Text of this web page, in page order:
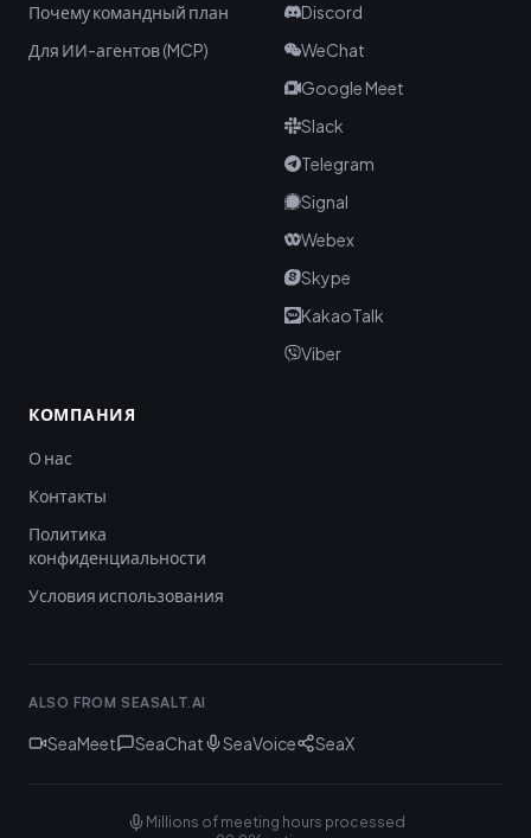
Почему командный план
Для ИИ-агентов (MCP)
Discord
WeChat
Google Meet
Slack
Telegram
Signal
Webex
Skype
KakaoTalk
Viber
КОМПАНИЯ
О нас
Контакты
Политика
конфиденциальности
Условия использования
ALSO FROM SEASALT.AI
SeaMeet SeaChat SeaVoice SeaX
Millions of meeting hours processed